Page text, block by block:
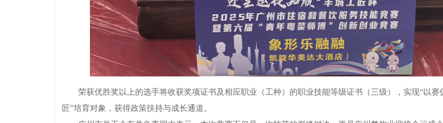
荣获优胜奖以上的选手将收获奖项证书及相应职业（工种）的职业技能等级证书（三级），实现“以赛
匠”培育对象，获得政策扶持与成长通道。